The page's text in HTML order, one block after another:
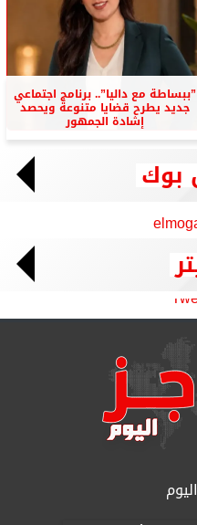
”ببساطة مع داليا”.. برنامج اجتماعي
جديد يطرح قضايا متنوعة ويحصد
إشادة الجمهور
بوك